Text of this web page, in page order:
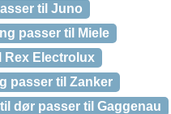
til Juno
passer til Miele
Rex Electrolux
passer til Zanker
dør passer til Gaggenau